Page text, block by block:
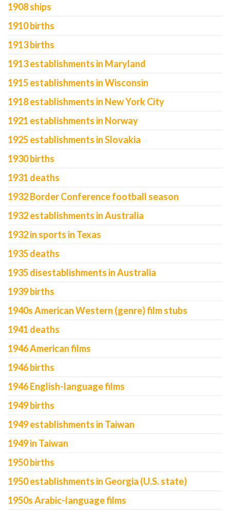
1908 ships
1910 births
1913 births
1913 establishments in Maryland
1915 establishments in Wisconsin
1918 establishments in New York City
1921 establishments in Norway
1925 establishments in Slovakia
1930 births
1931 deaths
1932 Border Conference football season
1932 establishments in Australia
1932 in sports in Texas
1935 deaths
1935 disestablishments in Australia
1939 births
1940s American Western (genre) film stubs
1941 deaths
1946 American films
1946 births
1946 English-language films
1949 births
1949 establishments in Taiwan
1949 in Taiwan
1950 births
1950 establishments in Georgia (U.S. state)
1950s Arabic-language films